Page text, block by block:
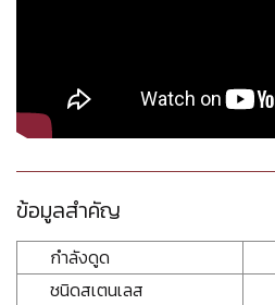
ข้อมูลสำคัญ
กำลังดูด
ชนิดสเตนเลส